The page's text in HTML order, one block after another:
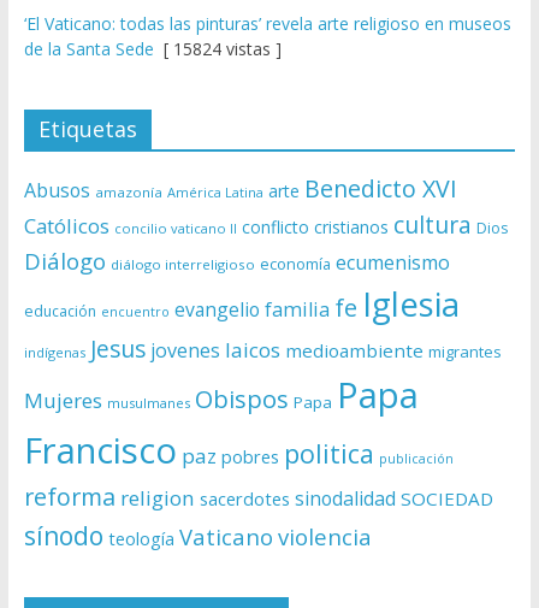
‘El Vaticano: todas las pinturas’ revela arte religioso en museos
de la Santa Sede [ 15824 vistas ]
Etiquetas
Abusos amazonía América Latina arte Benedicto XVI
Católicos concilio vaticano II conflicto cristianos cultura Dios
Diálogo diálogo interreligioso economía ecumenismo
educación encuentro evangelio familia fe Iglesia
indígenas Jesus jovenes laicos medioambiente migrantes
Mujeres musulmanes Obispos Papa Papa
Francisco paz pobres politica publicación
reforma religion sacerdotes sinodalidad SOCIEDAD
sínodo teología Vaticano violencia